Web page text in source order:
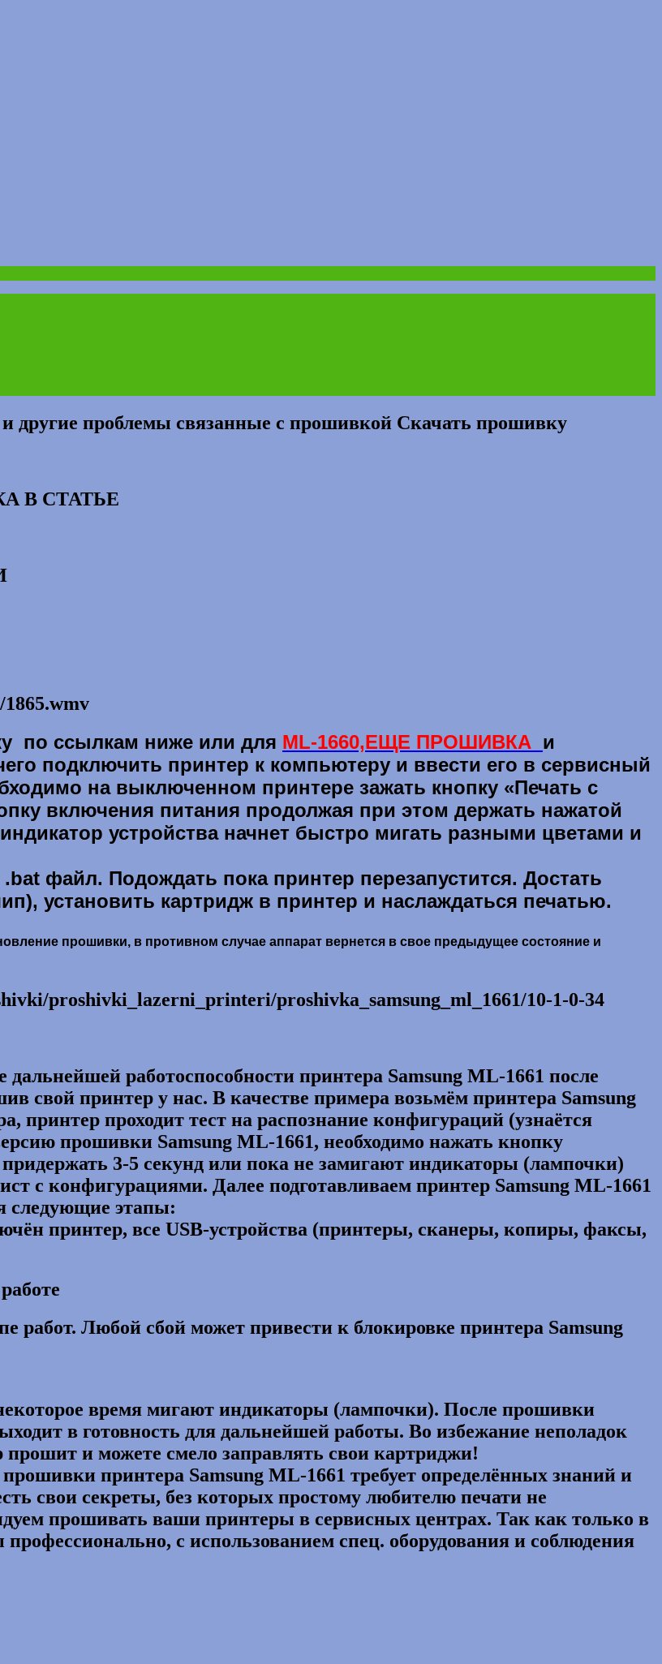
другие проблемы связанные с прошивкой Скачать прошивку
В СТАТЬЕ
по ссылкам ниже или для ML-1660,ЕЩЕ ПРОШИВКА и
подключить принтер к компьютеру и ввести его в сервисный
на выключенном принтере зажать кнопку «Печать с
включения питания продолжая при этом держать нажатой
устройства начнет быстро мигать разными цветами и
файл. Подождать пока принтер перезапустится. Достать
установить картридж в принтер и наслаждаться печатью.
прошивки, в противном случае аппарат вернется в свое предыдущее состояние и
proshivki_lazerni_printeri/proshivka_samsung_ml_1661/10-1-0-34
работоспособности принтера Samsung ML-1661 после
свой принтер у нас. В качестве примера возьмём принтера Samsung
принтер проходит тест на распознание конфигураций (узнаётся
прошивки Samsung ML-1661, необходимо нажать кнопку
3-5 секунд или пока не замигают индикаторы (лампочки)
с конфигурациями. Далее подготавливаем принтер Samsung ML-1661
следующие этапы:
принтер, все USB-устройства (принтеры, сканеры, копиры, факсы,
работ. Любой сбой может привести к блокировке принтера Samsung
время мигают индикаторы (лампочки). После прошивки
в готовность для дальнейшей работы. Во избежание неполадок
и можете смело заправлять свои картриджи!
принтера Samsung ML-1661 требует определённых знаний и
свои секреты, без которых простому любителю печати не
прошивать ваши принтеры в сервисных центрах. Так как только в
с использованием спец. оборудования и соблюдения